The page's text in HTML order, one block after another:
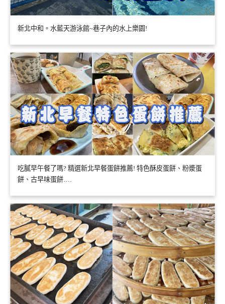
新北中和。水藍天游泳館~巷子內的水上樂園!
吃膩早午餐了嗎? 精選新北早餐蛋餅推薦! 特色酥皮蛋餅、粉漿蛋
餅、古早味蛋餅….